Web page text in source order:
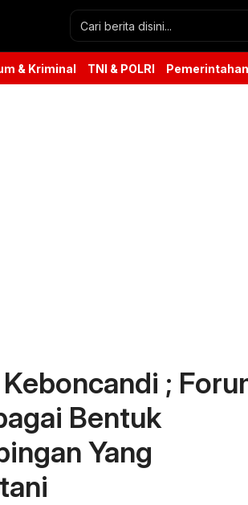
& Kriminal TNI & POLRI Pemerintahan
;
Bentuk
Yang